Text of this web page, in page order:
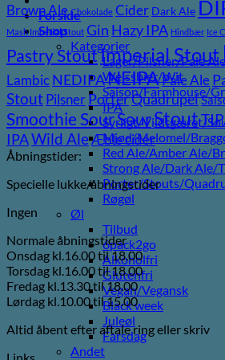
Forside
Shop
Kategorier
Lager/Pilsner/Pale
Weissbier/Wit
Saison/Farmhouse/
IPA
Syrligt/Vildtgæret/
Mjød/Melomel/
Red Ale/Amber Ale/
Strong Ale/Dark Ale/
Porter/Stouts/
Røgøl
Øl
Tilbud
6pack2go
Alkoholfri
Glutenfri
Vegan/Vegansk
Black week
Juleøl
Farsdag
Andet
Brown Ale Chokolade Cider Dark Ale
Mash Imperial Stout Gin Hazy IPA Hindbær Ice
Pastry StoutImperial Stout
Lambic NEDIPANEIPAPale Ale
Stout Pilsner PorterQuadrupel
Smoothie SourSourStout
IPAWild Ale Æble cider
Åbningstider:
Specielle lukke/åbningstider
Ingen
Normale åbningstider
Onsdag kl.16.00 til 18.00
Torsdag kl.16.00 til 18.00
Fredag kl.13.30 til 18.00
Lørdag kl.10.00 til 15.00
Altid åbent efter aftale ring eller skriv